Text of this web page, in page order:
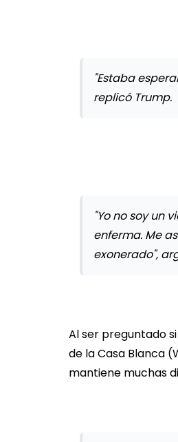
"Estaba
replicó Trump.
"Yo no soy un
enferma. Me
exonerado",
Al ser preguntado
de la Casa Blanca
mantiene muchas